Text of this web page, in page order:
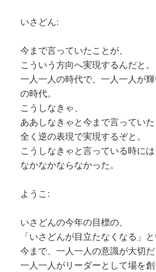
いさどん:
今まで言っていたことが、
こういう方向へ実現するんだと。
一人一人の時代で、一人一人が
の時代。
こうしなきゃ、
ああしなきゃと今まで言っていた
全く逆の表現で実現するぞと。
こうしなきゃと言っている時には
なかなかならなかった。
ようこ:
いさどんの今年の目標の、
「いさどんが目立たなくなる」と
今まで、一人一人の意識が大切だ
一人一人がリーダーとして場を